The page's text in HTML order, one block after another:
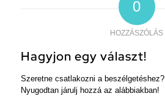
0
HOZZÁSZÓLÁS
Hagyjon egy választ!
Szeretne csatlakozni a beszélgetéshez?
Nyugodtan járulj hozzá az alábbiakban!